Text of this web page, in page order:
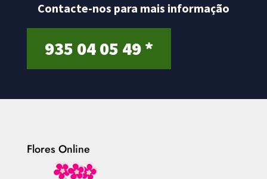
Contacte-nos para mais informação
935 04 05 49 *
Flores Online